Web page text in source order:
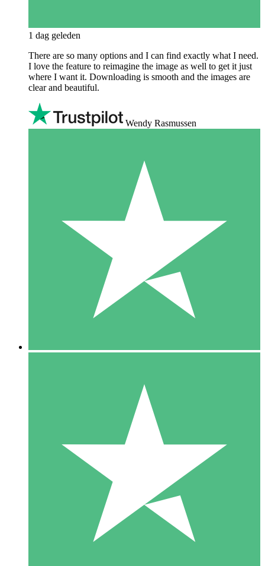
1 dag geleden
There are so many options and I can find exactly what I need.
I love the feature to reimagine the image as well to get it just
where I want it. Downloading is smooth and the images are
clear and beautiful.
Wendy Rasmussen